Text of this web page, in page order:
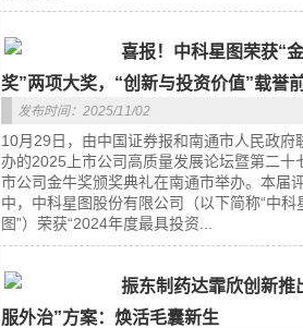
喜报！中科星图荣获“
奖”两项大奖，“创新与投资价值”载誉
发布时间：2025/11/02
10月29日，由中国证券报和南通市人民政府
办的2025上市公司高质量发展论坛暨第二十
市公司金牛奖颁奖典礼在南通市举办。本届
中，中科星图股份有限公司（以下简称“中科
图”）荣获“2024年度最具投资...
振东制药达霏欣创新推
服外治”方案：焕活毛囊新生